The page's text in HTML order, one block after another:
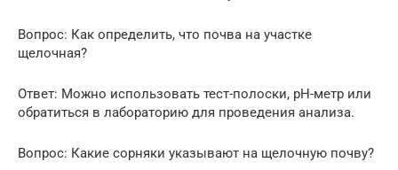
Вопрос: Как определить, что почва на участке
щелочная?
Ответ: Можно использовать тест-полоски, pH-метр или
обратиться в лабораторию для проведения анализа.
Вопрос: Какие сорняки указывают на щелочную почву?